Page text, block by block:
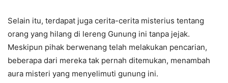
Selain itu, terdapat juga cerita-cerita misterius tentang
orang yang hilang di lereng Gunung ini tanpa jejak.
Meskipun pihak berwenang telah melakukan pencarian,
beberapa dari mereka tak pernah ditemukan, menambah
aura misteri yang menyelimuti gunung ini.